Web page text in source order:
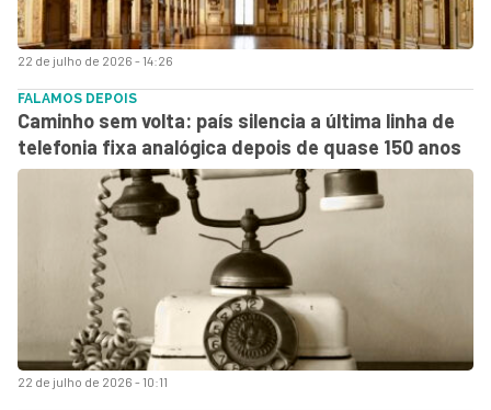
22 de julho de 2026 - 14:26
22 de julho de 2026 - 10:11
FALAMOS DEPOIS
Caminho sem volta: país silencia a última linha de
telefonia fixa analógica depois de quase 150 anos